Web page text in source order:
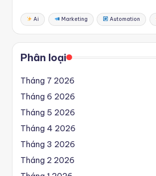
Ai Marketing Automation
Phân loại
Tháng 7 2026
Tháng 6 2026
Tháng 5 2026
Tháng 4 2026
Tháng 3 2026
Tháng 2 2026